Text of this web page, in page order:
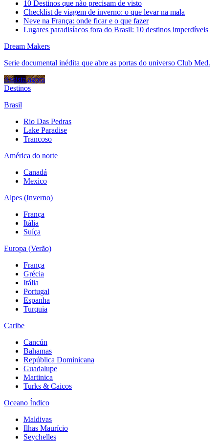
10 Destinos que não precisam de visto
Checklist de viagem de inverno: o que levar na mala
Neve na França: onde ficar e o que fazer
Lugares paradisíacos fora do Brasil: 10 destinos imperdíveis
Dream Makers
Serie documental inédita que abre as portas do universo Club Med.
Assista agora
Destinos
Brasil
Rio Das Pedras
Lake Paradise
Trancoso
América do norte
Canadá
Mexico
Alpes (Inverno)
França
Itália
Suíça
Europa (Verão)
França
Grécia
Itália
Portugal
Espanha
Turquia
Caribe
Cancún
Bahamas
República Dominicana
Guadalupe
Martinica
Turks & Caicos
Oceano Índico
Maldivas
Ilhas Maurício
Seychelles